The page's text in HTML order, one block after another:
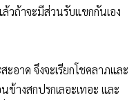
วถ้าจะมีส่วนรับแขกกันเอง
าด จึงจะเรียกโชคลาภและ
างสกปรกเลอะเทอะ และ